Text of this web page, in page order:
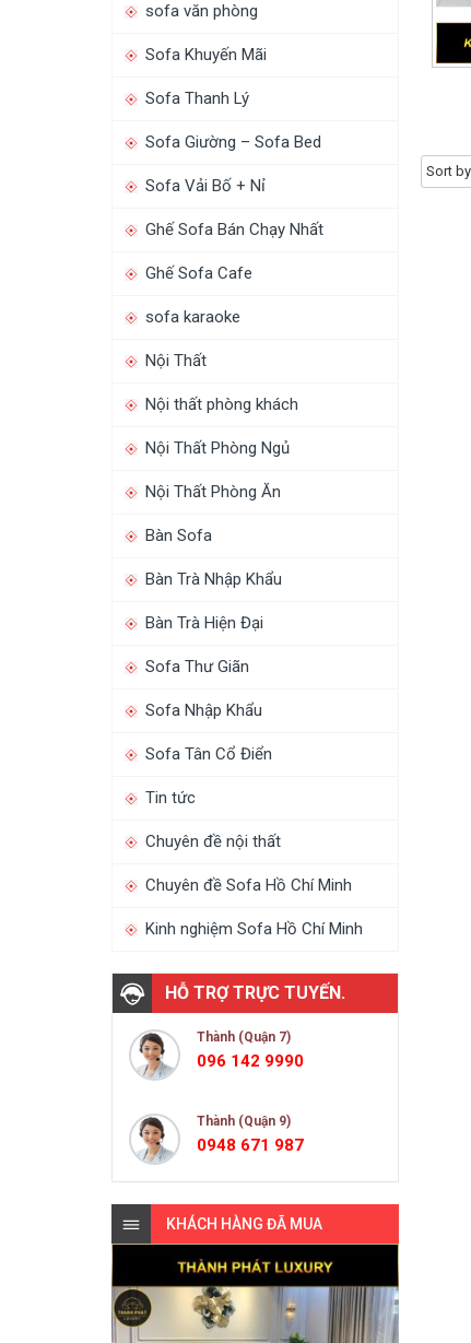
sofa văn phòng
Sofa Khuyến Mãi
Sofa Thanh Lý
Sofa Giường – Sofa Bed
Sofa Vải Bố + Nỉ
Ghế Sofa Bán Chạy Nhất
Ghế Sofa Cafe
sofa karaoke
Nội Thất
Nội thất phòng khách
Nội Thất Phòng Ngủ
Nội Thất Phòng Ăn
Bàn Sofa
Bàn Trà Nhập Khẩu
Bàn Trà Hiện Đại
Sofa Thư Giãn
Sofa Nhập Khẩu
Sofa Tân Cổ Điển
Tin tức
Chuyên đề nội thất
Chuyên đề Sofa Hồ Chí Minh
Kinh nghiệm Sofa Hồ Chí Minh
HỖ TRỢ TRỰC TUYẾN.
Thành (Quận 7)
096 142 9990
Thành (Quận 9)
0948 671 987
KHÁCH HÀNG ĐÃ MUA